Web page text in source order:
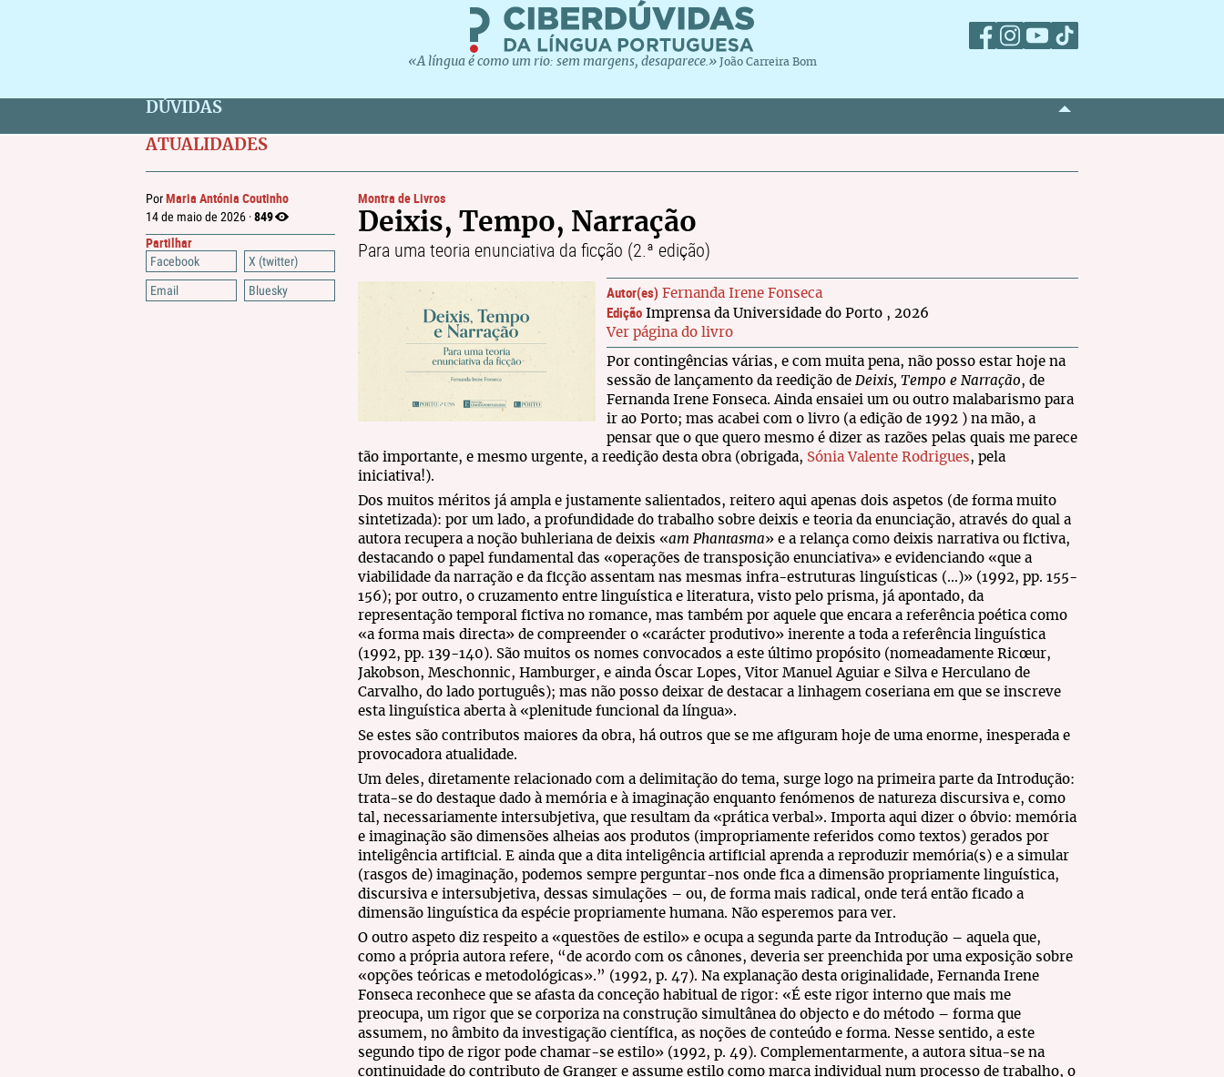
«A língua é como um rio: sem margens, desaparece.» João Carreira Bom
DÚVIDAS
ATUALIDADES
PorMaria Antónia Coutinho
14 de maio de 2026 ·849
Partilhar
Facebook
X (twitter)
Email
Bluesky
Montra de Livros
Deixis, Tempo, Narração
Para uma teoria enunciativa da ficção (2.ª edição)
Autor(es) Fernanda Irene Fonseca
Edição Imprensa da Universidade do Porto , 2026
Ver página do livro
Por contingências várias, e com muita pena, não posso estar hoje na
sessão de lançamento da reedição de Deixis, Tempo e Narração, de
Fernanda Irene Fonseca. Ainda ensaiei um ou outro malabarismo para
ir ao Porto; mas acabei com o livro (a edição de 1992 ) na mão, a
pensar que o que quero mesmo é dizer as razões pelas quais me parece
tão importante, e mesmo urgente, a reedição desta obra (obrigada, Sónia Valente Rodrigues, pela
iniciativa!).
Dos muitos méritos já ampla e justamente salientados, reitero aqui apenas dois aspetos (de forma muito
sintetizada): por um lado, a profundidade do trabalho sobre deixis e teoria da enunciação, através do qual a
autora recupera a noção buhleriana de deixis «am Phantasma» e a relança como deixis narrativa ou fictiva,
destacando o papel fundamental das «operações de transposição enunciativa» e evidenciando «que a
viabilidade da narração e da ficção assentam nas mesmas infra-estruturas linguísticas (...)» (1992, pp. 155-
156); por outro, o cruzamento entre linguística e literatura, visto pelo prisma, já apontado, da
representação temporal fictiva no romance, mas também por aquele que encara a referência poética como
«a forma mais directa» de compreender o «carácter produtivo» inerente a toda a referência linguística
(1992, pp. 139-140). São muitos os nomes convocados a este último propósito (nomeadamente Ricœur,
Jakobson, Meschonnic, Hamburger, e ainda Óscar Lopes, Vitor Manuel Aguiar e Silva e Herculano de
Carvalho, do lado português); mas não posso deixar de destacar a linhagem coseriana em que se inscreve
esta linguística aberta à «plenitude funcional da língua».
Se estes são contributos maiores da obra, há outros que se me afiguram hoje de uma enorme, inesperada e
provocadora atualidade.
Um deles, diretamente relacionado com a delimitação do tema, surge logo na primeira parte da Introdução:
trata-se do destaque dado à memória e à imaginação enquanto fenómenos de natureza discursiva e, como
tal, necessariamente intersubjetiva, que resultam da «prática verbal». Importa aqui dizer o óbvio: memória
e imaginação são dimensões alheias aos produtos (impropriamente referidos como textos) gerados por
inteligência artificial. E ainda que a dita inteligência artificial aprenda a reproduzir memória(s) e a simular
(rasgos de) imaginação, podemos sempre perguntar-nos onde fica a dimensão propriamente linguística,
discursiva e intersubjetiva, dessas simulações – ou, de forma mais radical, onde terá então ficado a
dimensão linguística da espécie propriamente humana. Não esperemos para ver.
O outro aspeto diz respeito a «questões de estilo» e ocupa a segunda parte da Introdução – aquela que,
como a própria autora refere, “de acordo com os cânones, deveria ser preenchida por uma exposição sobre
«opções teóricas e metodológicas».” (1992, p. 47). Na explanação desta originalidade, Fernanda Irene
Fonseca reconhece que se afasta da conceção habitual de rigor: «É este rigor interno que mais me
preocupa, um rigor que se corporiza na construção simultânea do objecto e do método – forma que
assumem, no âmbito da investigação científica, as noções de conteúdo e forma. Nesse sentido, a este
segundo tipo de rigor pode chamar-se estilo» (1992, p. 49). Complementarmente, a autora situa-se na
continuidade do contributo de Granger e assume estilo como marca individual num processo de trabalho, o